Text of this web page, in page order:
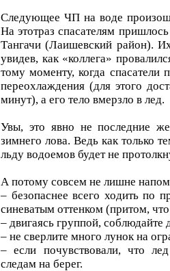
Следующее ЧП на воде
На этотраз спасателям
Тангачи (Лаишевский район).
увидев, как «коллега»
тому моменту, когда
переохлаждения (для этого
минут), а его тело вмерзло в лед.
Увы, это явно не последние
зимнего лова. Ведь как только
льду водоемов будет не
А потому совсем не лишне
– безопаснее всего ходить по
синеватым оттенком (притом,
– двигаясь группой,
– не сверлите много лунок на
– если почувствовали, что
следам на берег.